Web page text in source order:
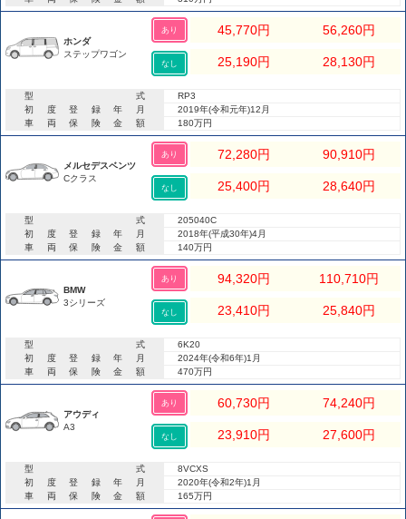
ホンダ
ステップワゴン
あり 45,770円 56,260円
なし 25,190円 28,130円
型式
RP3
初度登録年月
2019年(令和元年)12月
車両保険金額
180万円
メルセデスベンツ
Cクラス
あり 72,280円 90,910円
なし 25,400円 28,640円
型式
205040C
初度登録年月
2018年(平成30年)4月
車両保険金額
140万円
BMW
3シリーズ
あり 94,320円 110,710円
なし 23,410円 25,840円
型式
6K20
初度登録年月
2024年(令和6年)1月
車両保険金額
470万円
アウディ
A3
あり 60,730円 74,240円
なし 23,910円 27,600円
型式
8VCXS
初度登録年月
2020年(令和2年)1月
車両保険金額
165万円